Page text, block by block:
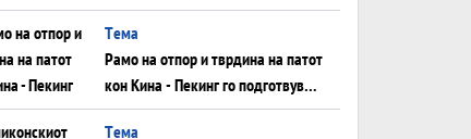
Нападот во Суец најавува
глобален енергетски инфаркт?
Tема
Рамо на отпор и тврдина на патот
кон Кина - Пекинг го подготвува
Иран за американска копнена
Tема